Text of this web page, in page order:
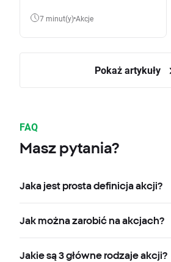
7 minut(y) Akcje
Pokaż artykuły
FAQ
Masz pytania?
Jaka jest prosta definicja akcji?
Jak można zarobić na akcjach?
Jakie są 3 główne rodzaje akcji?